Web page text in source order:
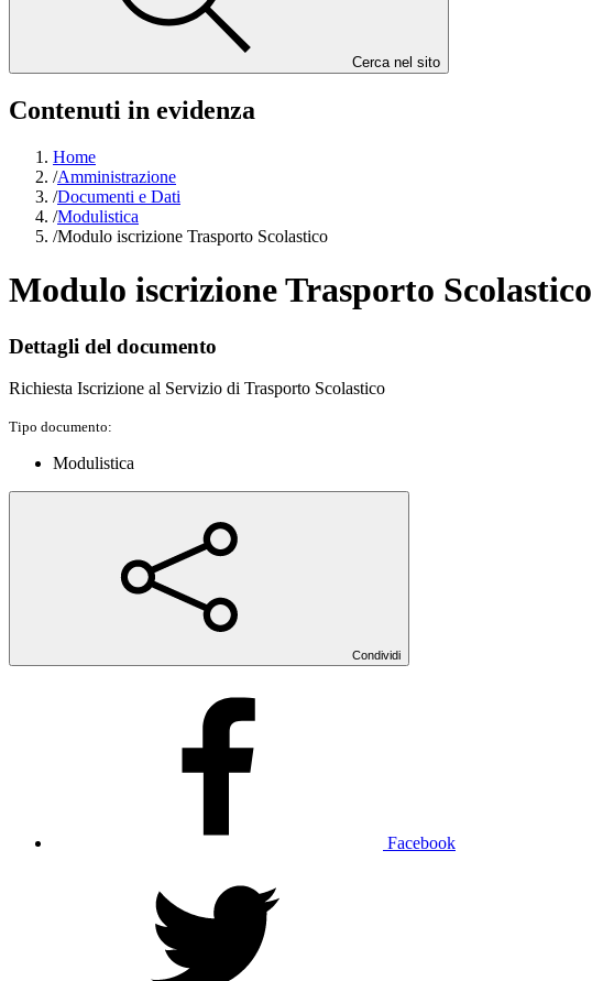
Cerca nel sito
Contenuti in evidenza
Home
/Amministrazione
/Documenti e Dati
/Modulistica
/Modulo iscrizione Trasporto Scolastico
Modulo iscrizione Trasporto Scolastico
Dettagli del documento
Richiesta Iscrizione al Servizio di Trasporto Scolastico
Tipo documento:
Modulistica
Condividi
Facebook